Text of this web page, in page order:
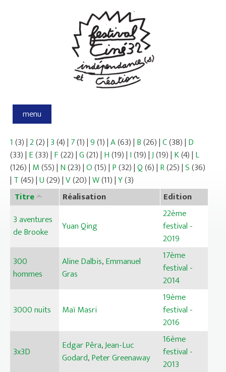
menu
1 (3)|2(2)| 3(4)| 7(1)|9(1)|A(63)| B(26)|C(38)| D
(33)| E(33)| F(22)|G(21)| H(19)| I(19)|J(19)| K(4)| L
(126)| M(55)| N(23)|O(15)| P(32)|Q(6)| R(25)|S(36)
| T(45)|U(29)|V(20)|W(11)|Y(3)
Titre
Réalisation
Edition
3 aventures
de Brooke
Yuan Qing
22ème
festival -
2019
300
hommes
Aline Dalbis,Emmanuel
Gras
17ème
festival -
2014
3000 nuits Maï Masri
19ème
festival -
2016
3x3D Edgar Pêra,Jean-Luc
Godard,Peter Greenaway
16ème
festival -
2013